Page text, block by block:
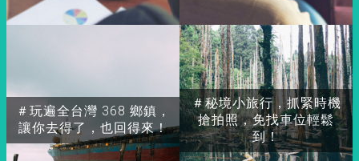
＃玩遍全台灣 368 鄉鎮，
讓你去得了，也回得來！
＃秘境小旅行，抓緊時機
搶拍照，免找車位輕鬆
到！